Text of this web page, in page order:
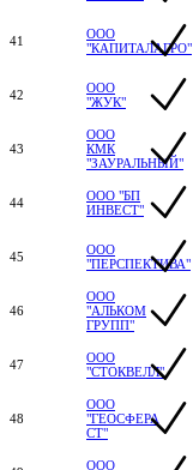
41
ООО
"КАПИТАЛАГРО"
42
ООО
"ЖУК"
43
ООО
КМК
"ЗАУРАЛЬНЫЙ"
44
ООО "БП
ИНВЕСТ"
45
ООО
"ПЕРСПЕКТИВА"
46
ООО
"АЛЬКОМ
ГРУПП"
47
ООО
"СТОКВЕЛЛ"
48
ООО
"ГЕОСФЕРА
СТ"
ООО